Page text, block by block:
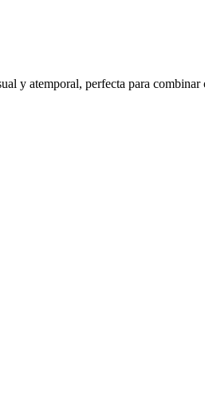
y atemporal, perfecta para